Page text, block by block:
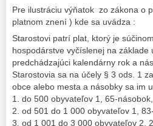
Pre ilustráciu výňatok zo zákona o
platnom znení ) kde sa uvádza :
Starostovi patrí plat, ktorý je
hospodárstve vyčíslenej na
predchádzajúci kalendárny rok a
Starostovia sa na účely § 3 ods. 1
obce alebo mesta a násobky sa im
1. do 500 obyvateľov 1, 65-násobok,
2. od 501 do 1 000 obyvateľov 1,
3. od 1 001 do 3 000 obyvateľov 2,